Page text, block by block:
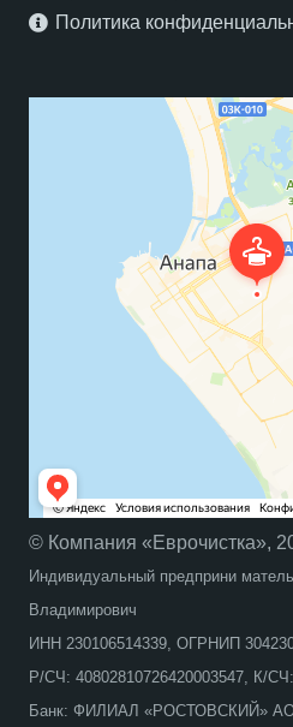
Политика
© Компания «Еврочистка»,
Индивидуальный предприни
Владимирович
ИНН 230106514339, ОГРНИП
Р/СЧ: 40802810726420003547, К/
Банк: ФИЛИАЛ «РОСТОВСКИЙ»